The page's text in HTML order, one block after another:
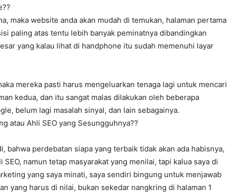
maka website anda akan mudah di temukan, halaman pertama
paling atas tentu lebih banyak peminatnya dibandingkan
yang kalau lihat di handphone itu sudah memenuhi layar
mereka pasti harus mengeluarkan tenaga lagi untuk mencari
kedua, dan itu sangat malas dilakukan oleh beberapa
belum lagi masalah sinyal, dan lain sebagainya.
atau Ahli SEO yang Sesungguhnya??
bahwa perdebatan siapa yang terbaik tidak akan ada habisnya,
namun tetap masyarakat yang menilai, tapi kalua saya di
yang saya minati, saya sendiri bingung untuk menjawab
yang harus di nilai, bukan sekedar nangkring di halaman 1